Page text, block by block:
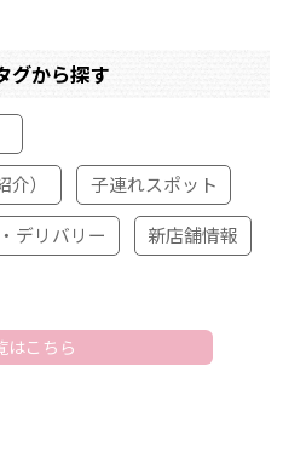
グから探す
）
子連れスポット
デリバリー
新店舗情報
はこちら